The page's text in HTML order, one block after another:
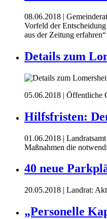
08.06.2018 |
Vorfeld der
aus der Zeitung erfahren“
Details zum
05.06.2018 | Öffentliche
Hilfsfristen:
01.06.2018 |
Maßnahmen die
40 neue
20.05.2018 | Landrat:
„Personelle